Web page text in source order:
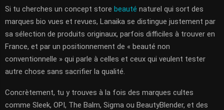
Si tu cherches un concept store beauté naturel qui sort des
marques bio vues et revues, Lanaika se distingue justement par
sa sélection de produits originaux, parfois difficiles à trouver en
France, et par un positionnement de « beauté non
conventionnelle » qui parle à celles et ceux qui veulent tester
autre chose sans sacrifier la qualité.
Concrètement, tu y trouves à la fois des marques cultes
comme Sleek, OPI, The Balm, Sigma ou BeautyBlender, et des